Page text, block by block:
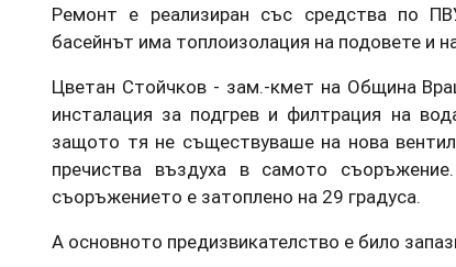
Ремонт е реализиран със средства по
басейнът има топлоизолация на подовете и
Цветан Стойчков - зам.-кмет на Община
инсталация за подгрев и филтрация на
защото тя не съществуваше на нова
пречиства въздуха в самото
съоръжението е затоплено на 29 градуса.
А основното предизвикателство е било